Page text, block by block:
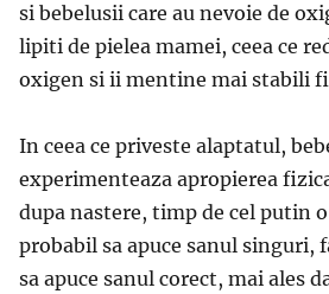
si bebelusii care au nevoie de
lipiti de pielea mamei, ceea ce
oxigen si ii mentine mai stabili
In ceea ce priveste alaptatul,
experimenteaza apropierea
dupa nastere, timp de cel putin
probabil sa apuce sanul singuri,
sa apuce sanul corect, mai ales